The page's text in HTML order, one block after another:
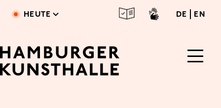
Direkt zum Inhalt
HEUTE DE deutsch
EN